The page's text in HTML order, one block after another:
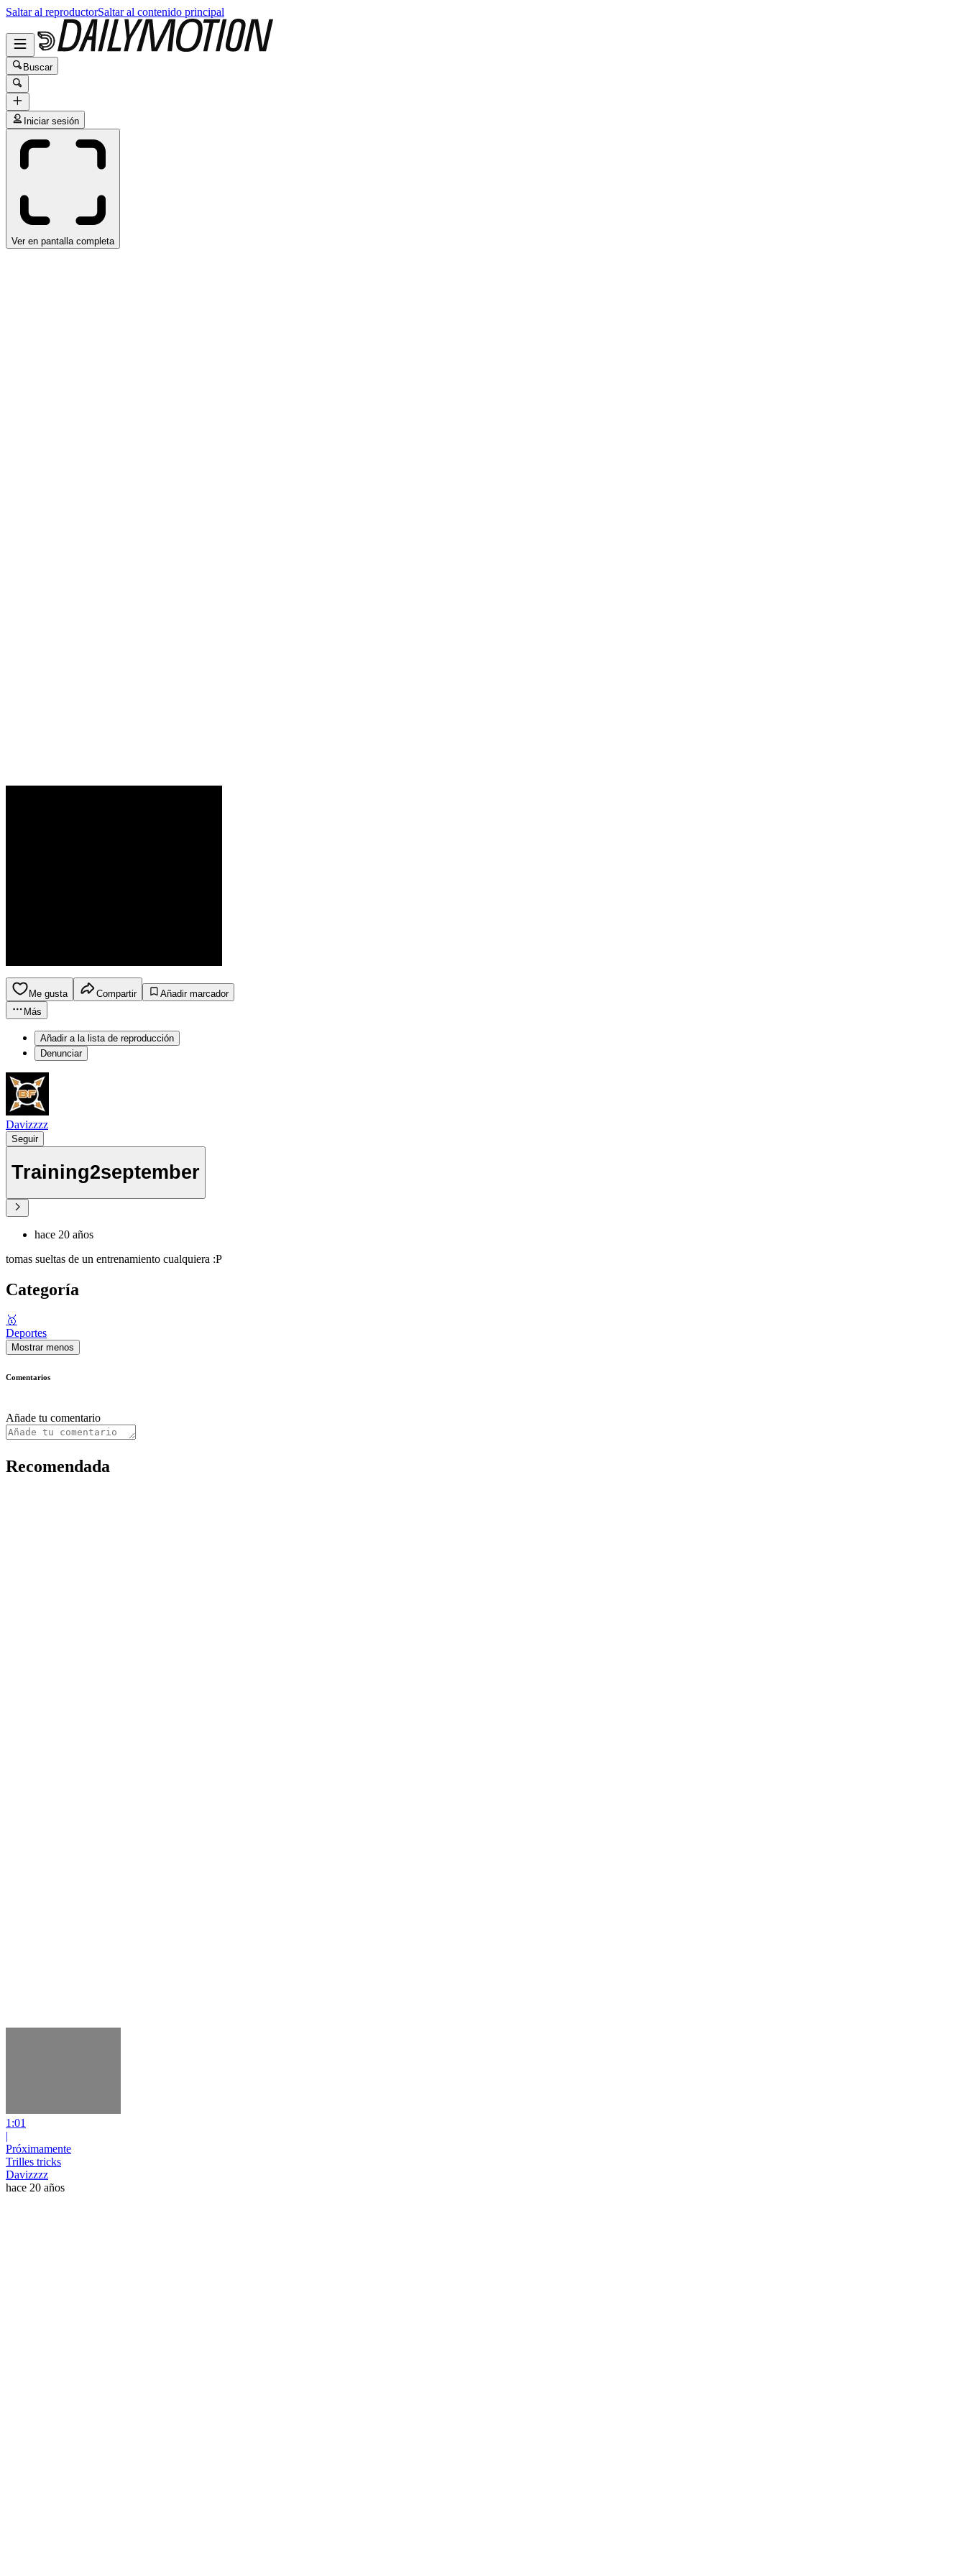
Saltar al reproductorSaltar al contenido principal
Buscar
Iniciar sesión
Ver en pantalla completa
Me gusta Compartir
Añadir marcador
Más
Añadir a la lista de reproducción
Denunciar
Davizzzz
Seguir
Training2september
hace 20 años
tomas sueltas de un entrenamiento cualquiera :P
Categoría
🥇
Deportes
Mostrar menos
Comentarios
Añade tu comentario
Recomendada
1:01
|
Próximamente
Trilles tricks
Davizzzz
hace 20 años